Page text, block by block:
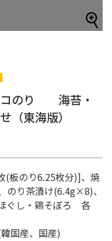
コのり 海苔・
（東海版）
板のり6.25枚分)]、焼
のり茶漬け(6.4g×8)、
ぐし・鶏そぼろ 各
国産、国産)